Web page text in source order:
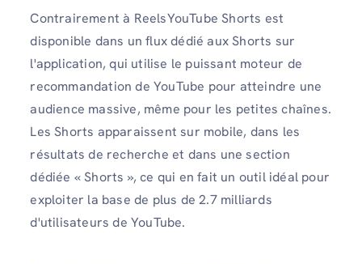
Contrairement à ReelsYouTube Shorts est
disponible dans un flux dédié aux Shorts sur
l'application, qui utilise le puissant moteur de
recommandation de YouTube pour atteindre une
audience massive, même pour les petites chaînes.
Les Shorts apparaissent sur mobile, dans les
résultats de recherche et dans une section
dédiée « Shorts », ce qui en fait un outil idéal pour
exploiter la base de plus de 2.7 milliards
d'utilisateurs de YouTube.